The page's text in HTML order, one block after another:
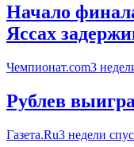
Начало
Яссах
Чемпионат.com3
Рублев
Газета.Ru3 недели